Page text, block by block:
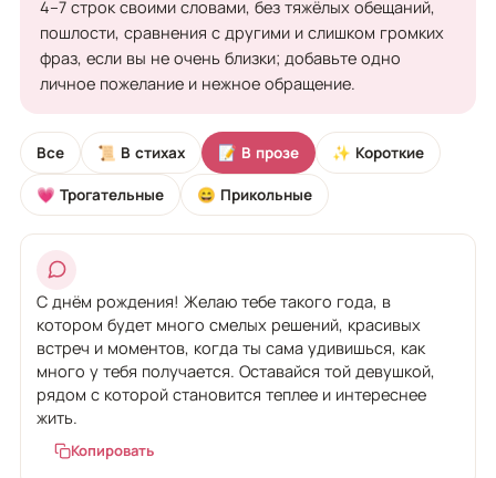
4–7 строк своими словами, без тяжёлых обещаний,
пошлости, сравнения с другими и слишком громких
фраз, если вы не очень близки; добавьте одно
личное пожелание и нежное обращение.
Все 📜 В стихах 📝 В прозе ✨ Короткие
💗 Трогательные 😄 Прикольные
С днём рождения! Желаю тебе такого года, в
котором будет много смелых решений, красивых
встреч и моментов, когда ты сама удивишься, как
много у тебя получается. Оставайся той девушкой,
рядом с которой становится теплее и интереснее
жить.
Копировать